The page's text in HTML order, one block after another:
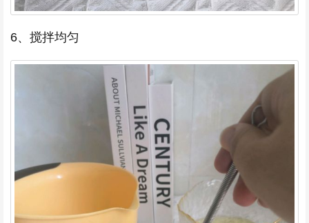
6、搅拌均匀